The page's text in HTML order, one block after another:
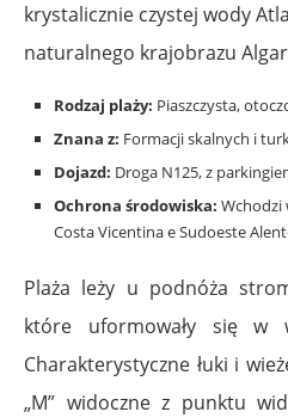
krystalicznie czystej wody
naturalnego krajobrazu
Rodzaj plaży: Piaszczysta,
Znana z: Formacji skalnych i
Dojazd: Droga N125, z
Ochrona środowiska: Wchodzi
Costa Vicentina e Sudoeste
Plaża leży u podnóża
które uformowały się w
Charakterystyczne łuki i
„M” widoczne z punktu